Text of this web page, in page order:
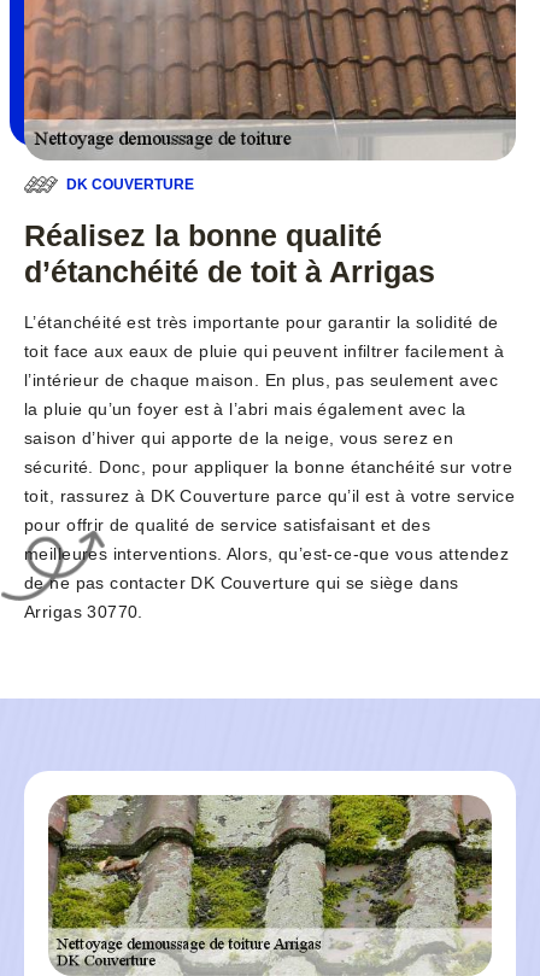
DK COUVERTURE
Réalisez la bonne qualité
d’étanchéité de toit à Arrigas
L’étanchéité est très importante pour garantir la solidité de
toit face aux eaux de pluie qui peuvent infiltrer facilement à
l’intérieur de chaque maison. En plus, pas seulement avec
la pluie qu’un foyer est à l’abri mais également avec la
saison d’hiver qui apporte de la neige, vous serez en
sécurité. Donc, pour appliquer la bonne étanchéité sur votre
toit, rassurez à DK Couverture parce qu’il est à votre service
pour offrir de qualité de service satisfaisant et des
meilleures interventions. Alors, qu’est-ce-que vous attendez
de ne pas contacter DK Couverture qui se siège dans
Arrigas 30770.